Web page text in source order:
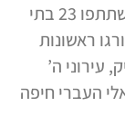
23 בתי
שדורגו ראשונות
ה’
העברי חיפה